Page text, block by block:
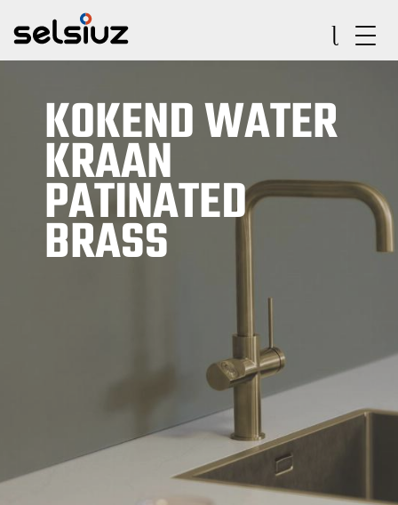
KOKEND WATER
KRAAN
PATINATED
BRASS